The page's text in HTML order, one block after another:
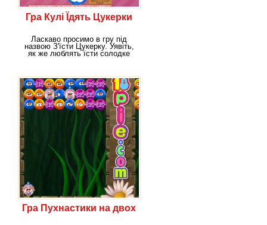
Гра Кулі Їдять Цукерки
Ласкаво просимо в гру під
назвою З'їсти Цукерку. Уявіть,
як же люблять їсти солодке
Гра Пухнастики на двох